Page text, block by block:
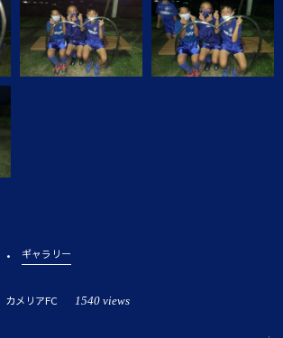
ギャラリー
カメリアFC 1540 views